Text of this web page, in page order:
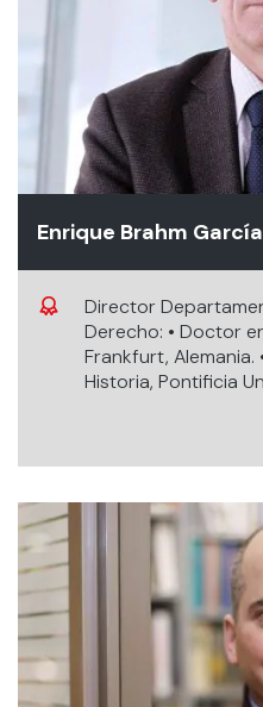
Enrique Brahm García
Director
Derecho: • Doctor
Frankfurt, Alemania. • Abogado y Licenciado en
Historia, Pontificia